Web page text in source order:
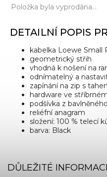
Položka byla vyprodána…
DETAILNÍ POPIS
kabelka Loewe Small
geometrický střih
vhodná k nošení na
odnímatelný a
zapínání na zip s
hardware ve
podšívka z
reliéfní anagram
složení: 100 % telecí
barva: Black
DŮLEŽITÉ